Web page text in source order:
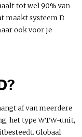
tot wel 90% van
maakt systeem D
ook voor je
af van meerdere
het type WTW-unit,
Globaal